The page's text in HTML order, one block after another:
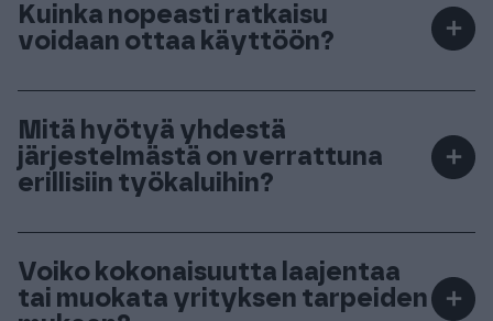
Kuinka nopeasti ratkaisu
voidaan ottaa käyttöön?
＋
Kokonaisuus voidaan ottaa käyttöön vaiheittain,
ja ratkaisu on tyypillisesti käytössä noin 3–4
kuukaudessa.​
Mitä hyötyä yhdestä
järjestelmästä on verrattuna
erillisiin työkaluihin?
＋
Integroitu kokonaisuus vähentää manuaalista
työtä, kun tiedot siirtyvät automaattisesti
järjestelmien välillä. Näin vältät päällekkäisen
Voiko kokonaisuutta laajentaa
tai muokata yrityksen tarpeiden
＋